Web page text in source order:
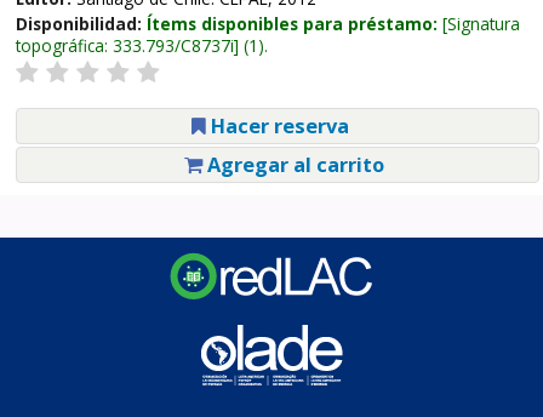
Disponibilidad: Ítems disponibles para préstamo: Signatura
topográfica: 333.793/C8737i (1).
Hacer reserva
Agregar al carrito